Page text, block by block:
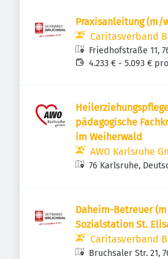
Praxisanleitung (m/
Caritasverband
Friedhofstraße 11,
Deutschland
4.233 € - 5.093 €
pädagogische
im Weiherwald
AWO Karlsruhe
76 Karlsruhe,
Daheim-Betreuer
Sozialstation St.
Caritasverband
Bruchsaler Str. 21,